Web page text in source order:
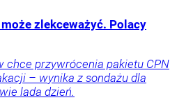
zlekceważyć. Polacy
chce przywrócenia pakietu CPN
– wynika z sondażu dla
lada dzień.